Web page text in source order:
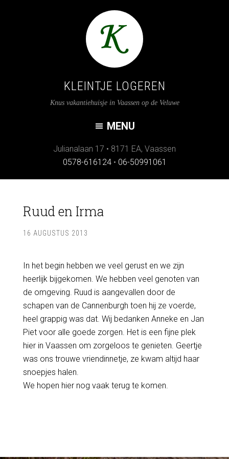
KLEINTJE LOGEREN
Knus vakantiehuisje in Vaassen op de Veluwe
Julianalaan 17 • 8171 EA, Vaassen
0578-616124 • 06-50991061
Ruud en Irma
16 AUGUSTUS 2013
In het begin hebben we veel gerust en we zijn
heerlijk bijgekomen. We hebben veel genoten van
de omgeving. Ruud is aangevallen door de
schapen van de Cannenburgh toen hij ze voerde,
heel grappig was dat. Wij bedanken Anneke en Jan
Piet voor alle goede zorgen. Het is een fijne plek
hier in Vaassen om zorgeloos te genieten. Geertje
was ons trouwe vriendinnetje, ze kwam altijd haar
snoepjes halen.
We hopen hier nog vaak terug te komen.